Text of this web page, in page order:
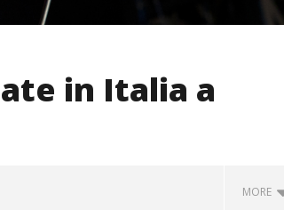
in Italia a
MORE